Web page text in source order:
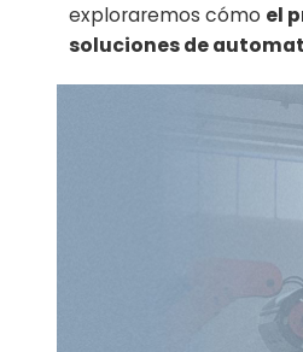
exploraremos cómo el
soluciones de